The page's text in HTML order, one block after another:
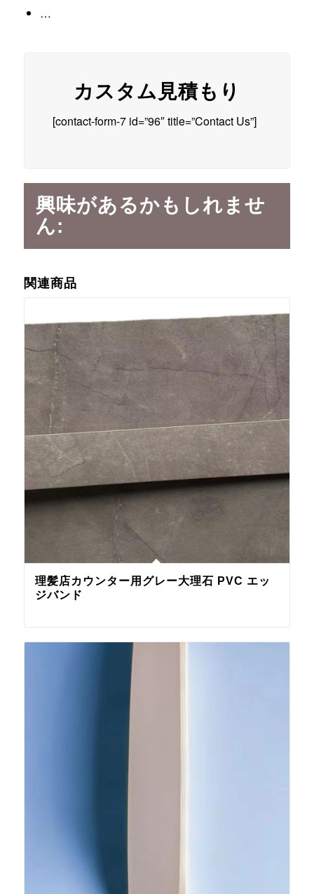
…
カスタム見積もり
[contact-form-7 id=”96″ title=”Contact Us”]
興味があるかもしれませ
ん:
関連商品
理髪店カウンター用グレー大理石 PVC エッ
ジバンド